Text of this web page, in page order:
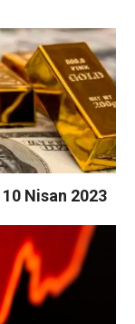
Nisan 2023